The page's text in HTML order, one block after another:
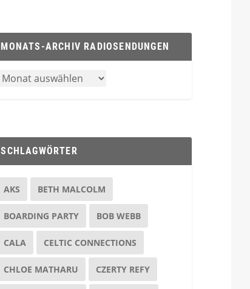
MONATS-ARCHIV RADIOSENDUNGEN
SCHLAGWÖRTER
AKS BETH MALCOLM
BOARDING PARTY BOB WEBB
CALA CELTIC CONNECTIONS
CHLOE MATHARU CZERTY REFY